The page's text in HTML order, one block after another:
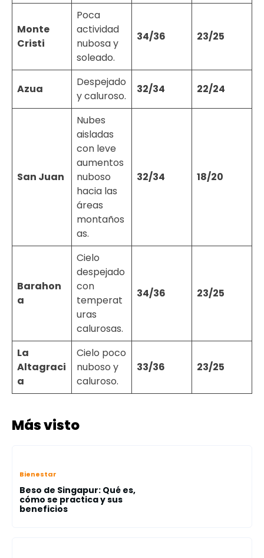
Monte
Cristi
Poca
actividad
nubosa y
soleado.
34/36 23/25
Azua
Despejado
y caluroso.
32/34 22/24
San Juan
Nubes
aisladas
con leve
aumentos
nuboso
hacia las
áreas
montaños
as.
32/34 18/20
Barahon
a
Cielo
despejado
con
temperat
uras
calurosas.
34/36 23/25
La
Altagraci
a
Cielo poco
nuboso y
caluroso.
33/36 23/25
Más visto
Bienestar
Beso de Singapur: Qué es,
cómo se practica y sus
beneficios